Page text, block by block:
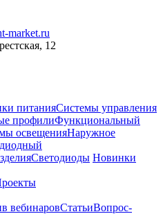
market.ru
12
питанияСистемы управления
профилиФункциональный
освещенияНаружное
Светодиоды Новинки
вебинаровСтатьиВопрос-